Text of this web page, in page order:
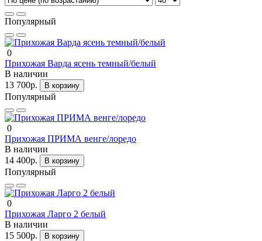
Популярный
0
Прихожая Варда ясень темный/белый
В наличии
13 700р.
В корзину
Популярный
0
Прихожая ПРИМА венге/лоредо
В наличии
14 400р.
В корзину
Популярный
0
Прихожая Ларго 2 белый
В наличии
15 500р.
В корзину